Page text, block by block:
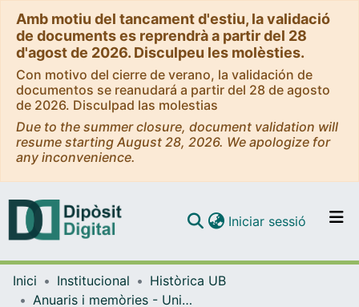
Amb motiu del tancament d'estiu, la validació
de documents es reprendrà a partir del 28
d'agost de 2026. Disculpeu les molèsties.
Con motivo del cierre de verano, la validación de
documentos se reanudará a partir del 28 de agosto
de 2026. Disculpad las molestias
Due to the summer closure, document validation will
resume starting August 28, 2026. We apologize for
any inconvenience.
Navega per tot el DD
Iniciar sessió (current)
Inici Institucional
Històrica UB
Anuaris i memòries - Universitat de Barcelona